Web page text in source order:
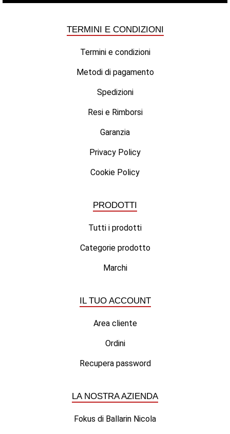
TERMINI E CONDIZIONI
Termini e condizioni
Metodi di pagamento
Spedizioni
Resi e Rimborsi
Garanzia
Privacy Policy
Cookie Policy
PRODOTTI
Tutti i prodotti
Categorie prodotto
Marchi
IL TUO ACCOUNT
Area cliente
Ordini
Recupera password
LA NOSTRA AZIENDA
Fokus di Ballarin Nicola